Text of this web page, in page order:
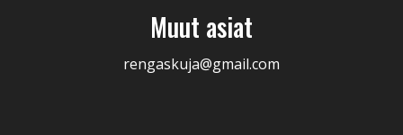
Muut asiat
rengaskuja@gmail.com